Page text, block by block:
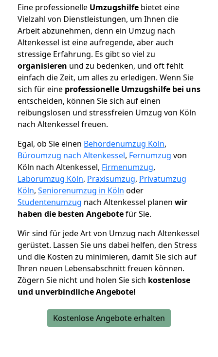
Eine professionelle Umzugshilfe bietet eine
Vielzahl von Dienstleistungen, um Ihnen die
Arbeit abzunehmen, denn ein Umzug nach
Altenkessel ist eine aufregende, aber auch
stressige Erfahrung. Es gibt so viel zu
organisieren und zu bedenken, und oft fehlt
einfach die Zeit, um alles zu erledigen. Wenn Sie
sich für eine professionelle Umzugshilfe bei uns
entscheiden, können Sie sich auf einen
reibungslosen und stressfreien Umzug von Köln
nach Altenkessel freuen.
Egal, ob Sie einen Behördenumzug Köln,
Büroumzug nach Altenkessel, Fernumzug von
Köln nach Altenkessel, Firmenumzug,
Laborumzug Köln, Praxisumzug, Privatumzug
Köln, Seniorenumzug in Köln oder
Studentenumzug nach Altenkessel planen wir
haben die besten Angebotefür Sie.
Wir sind für jede Art von Umzug nach Altenkessel
gerüstet. Lassen Sie uns dabei helfen, den Stress
und die Kosten zu minimieren, damit Sie sich auf
Ihren neuen Lebensabschnitt freuen können.
Zögern Sie nicht und holen Sie sich kostenlose
und unverbindliche Angebote!
Kostenlose Angebote erhalten